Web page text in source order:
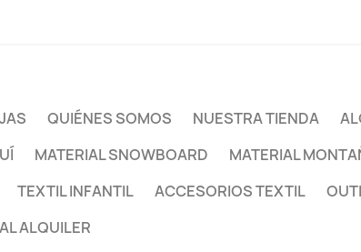
QUIÉNES SOMOS NUESTRA TIENDA
MATERIAL SNOWBOARD MATERIAL
TEXTIL INFANTIL
ACCESORIOS TEXTIL
ALQUILER